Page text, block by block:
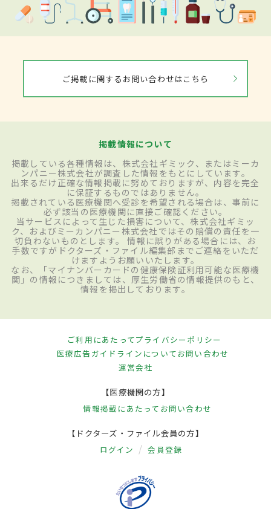
ご掲載に関するお問い合わせはこちら
掲載情報について
掲載している各種情報は、株式会社ギミック、またはミーカ
ンパニー株式会社が調査した情報をもとにしています。
出来るだけ正確な情報掲載に努めておりますが、内容を完全
に保証するものではありません。
掲載されている医療機関へ受診を希望される場合は、事前に
必ず該当の医療機関に直接ご確認ください。
当サービスによって生じた損害について、株式会社ギミッ
ク、およびミーカンパニー株式会社ではその賠償の責任を一
切負わないものとします。 情報に誤りがある場合には、お
手数ですがドクターズ・ファイル編集部までご連絡をいただ
けますようお願いいたします。
なお、「マイナンバーカードの健康保険証利用可能な医療機
関」の情報につきましては、厚生労働省の情報提供のもと、
情報を掲出しております。
ご利用にあたってプライバシーポリシー
医療広告ガイドラインについてお問い合わせ
運営会社
【医療機関の方】
情報掲載にあたって お問い合わせ
【ドクターズ・ファイル会員の方】
ログイン 会員登録